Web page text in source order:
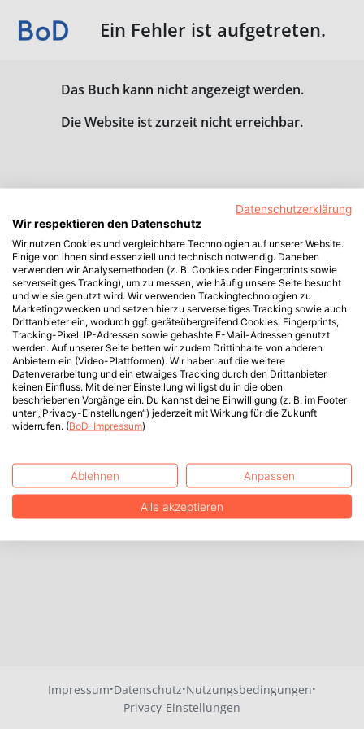
Ein Fehler ist aufgetreten.
Das Buch kann nicht angezeigt werden.
Die Website ist zurzeit nicht erreichbar.
Impressum·Datenschutz·Nutzungsbedingungen·
Privacy-Einstellungen
Datenschutzerklärung
Wir respektieren den Datenschutz
Wir nutzen Cookies und vergleichbare Technologien auf unserer Website.
Einige von ihnen sind essenziell und technisch notwendig. Daneben
verwenden wir Analysemethoden (z. B. Cookies oder Fingerprints sowie
serverseitiges Tracking), um zu messen, wie häufig unsere Seite besucht
und wie sie genutzt wird. Wir verwenden Trackingtechnologien zu
Marketingzwecken und setzen hierzu serverseitiges Tracking sowie auch
Drittanbieter ein, wodurch ggf. geräteübergreifend Cookies, Fingerprints,
Tracking-Pixel, IP-Adressen sowie gehashte E-Mail-Adressen genutzt
werden. Auf unserer Seite betten wir zudem Drittinhalte von anderen
Anbietern ein (Video-Plattformen). Wir haben auf die weitere
Datenverarbeitung und ein etwaiges Tracking durch den Drittanbieter
keinen Einfluss. Mit deiner Einstellung willigst du in die oben
beschriebenen Vorgänge ein. Du kannst deine Einwilligung (z. B. im Footer
unter „Privacy-Einstellungen“) jederzeit mit Wirkung für die Zukunft
widerrufen. (BoD-Impressum)
Ablehnen Anpassen
Alle akzeptieren